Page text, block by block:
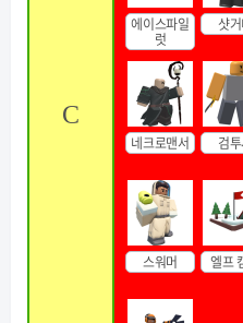
C
에이스파일
럿
샷
네크로맨서 검
스워머 엘프